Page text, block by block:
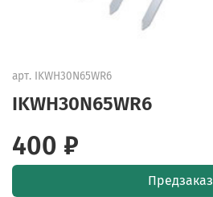
арт. IKWH30N65WR6
IKWH30N65WR6
400 ₽
Предзаказ